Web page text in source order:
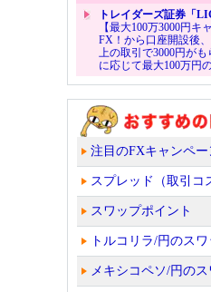
トレイダーズ証券「
【最大100万3000円キ
FX！から口座開設後
上の取引で3000円が
に応じて最大100万円
注目のFXキャンペー
スプレッド（取引コ
スワップポイント
トルコリラ/円のス
メキシコペソ/円の